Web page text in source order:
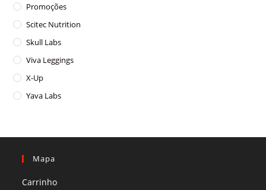
Promoções
Scitec Nutrition
Skull Labs
Viva Leggings
X-Up
Yava Labs
Mapa
Carrinho